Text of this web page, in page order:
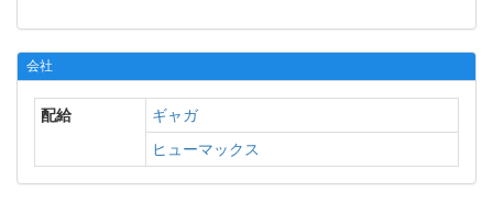
会社
配給
ギャガ
ヒューマックス